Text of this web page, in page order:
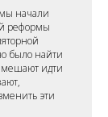
начали
реформы
было найти
мешают идти
эти